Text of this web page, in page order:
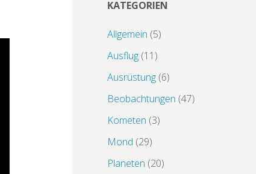
KATEGORIEN
Allgemein (5)
Ausflug (11)
Ausrüstung (6)
Beobachtungen (47)
Kometen (3)
Mond (29)
Planeten (20)